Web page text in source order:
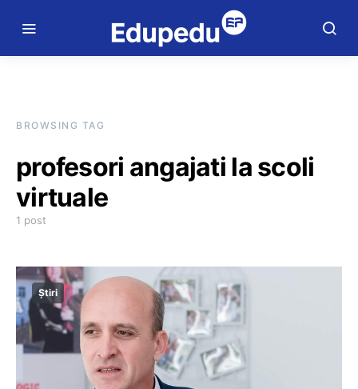
BROWSING TAG
profesori angajati la scoli
virtuale
1 post
Știri